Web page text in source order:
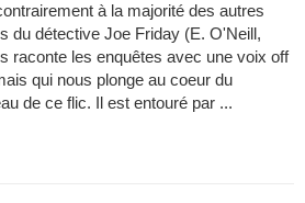
à la majorité des autres
du détective Joe Friday (E. O'Neill,
raconte les enquêtes avec une voix off
qui nous plonge au coeur du
de ce flic. Il est entouré par ...